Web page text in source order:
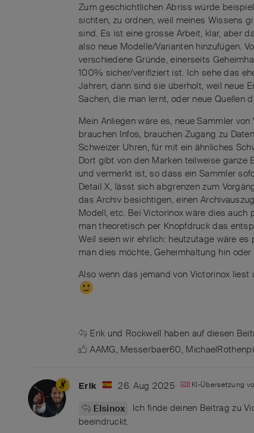
Zum geschichtlichen Abriss würde
sichten, zu ordnen, weil meines Wissens
sind. Es ist eine grosse Arbeit, klar, aber
also neue Modelle/Varianten hinzufügen.
verschiedene Gründe, einerseits
100% sicher/verifiziert ist. Ich sehe das
Jahren, dann sind sie überholt, weil neue
Sachen, die man lernt, oder neue Quellen
Mein Anliegen wäre es, neue Sammler
brauchen Infos, brauchen Zugang zu
Schweizer Uhren, für mit ein ähnliches
Dort gibt von den Marken teilweise ganze
und vermerkt ist, so dass ein Sammler
Detail X, lässt sich abgrenzen zum
das Archiv besichtigen, einen
Modell, etc. Bei Victorinox wäre dies
man theoretisch per Knopfdruck das
Weil seien wir ehrlich: heutzutage wäre es
man dies möchte, Geheimhaltung hin oder
Also wenn das jemand von Victorinox
Erik und Rockwell haben auf diesen
AAMG, Messerbaer60,
Erik 26. Aug 2025 KI-Übersetzung
Elsinox
Ich finde deinen Beitrag zu
beeindruckt.